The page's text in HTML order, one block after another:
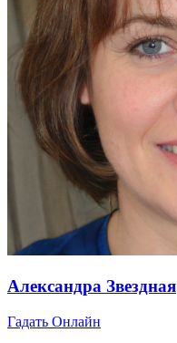
Александра Звездная
Гадать Онлайн